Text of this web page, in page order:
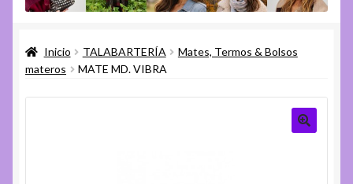
menú
Ayuda
menú
hijo
Inicio TALABARTERÍA
Mates, Termos & Bolsos
materos
MATE MD. VIBRA